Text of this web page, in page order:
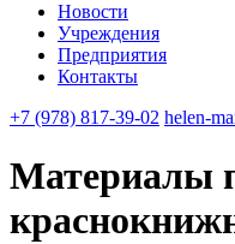
Новости
Учреждения
Предприятия
Контакты
+7 (978) 817-39-02 helen-
Материалы